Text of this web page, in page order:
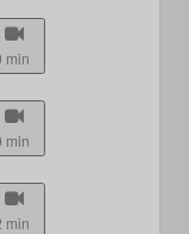
min
min
min